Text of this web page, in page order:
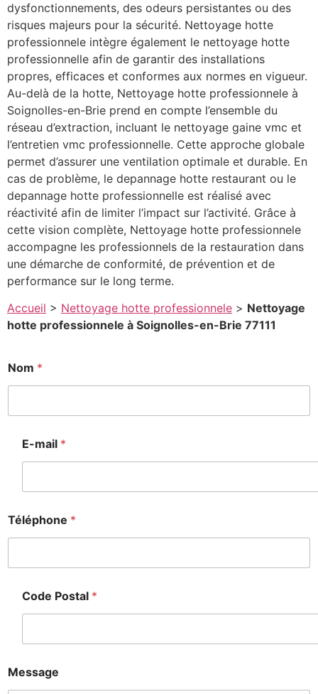
dysfonctionnements, des odeurs persistantes ou des
risques majeurs pour la sécurité. Nettoyage hotte
professionnele intègre également le nettoyage hotte
professionnelle afin de garantir des installations
propres, efficaces et conformes aux normes en vigueur.
Au-delà de la hotte, Nettoyage hotte professionnele à
Soignolles-en-Brie prend en compte l’ensemble du
réseau d’extraction, incluant le nettoyage gaine vmc et
l’entretien vmc professionnelle. Cette approche globale
permet d’assurer une ventilation optimale et durable. En
cas de problème, le depannage hotte restaurant ou le
depannage hotte professionnelle est réalisé avec
réactivité afin de limiter l’impact sur l’activité. Grâce à
cette vision complète, Nettoyage hotte professionnele
accompagne les professionnels de la restauration dans
une démarche de conformité, de prévention et de
performance sur le long terme.
Accueil > Nettoyage hotte professionnele > Nettoyage
hotte professionnele à Soignolles-en-Brie 77111
Nom *
E-mail *
Téléphone *
Code Postal *
Message